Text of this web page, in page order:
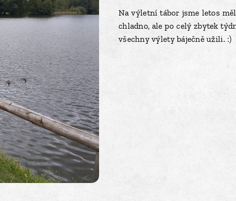
Na výletní tábor jsme letos
chladno, ale po celý zbytek
všechny výlety báječně užili. :)